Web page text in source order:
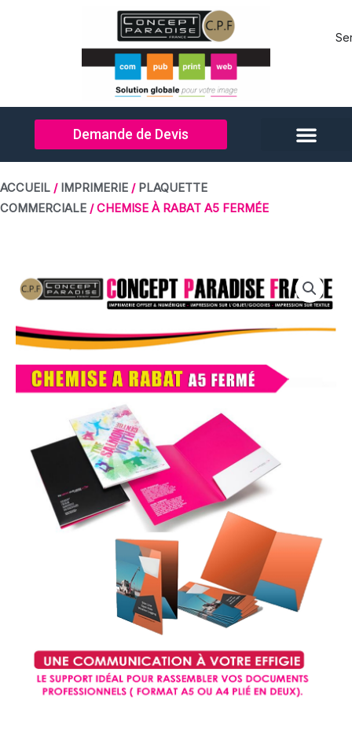
Demande de Devis
ACCUEIL / IMPRIMERIE / PLAQUETTE
COMMERCIALE / CHEMISE À RABAT A5 FERMÉE